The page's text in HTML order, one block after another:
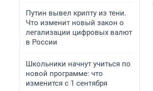
Путин вывел крипту из тени.
Что изменит новый закон о
легализации цифровых валют
в России
Школьники начнут учиться по
новой программе: что
изменится с 1 сентября